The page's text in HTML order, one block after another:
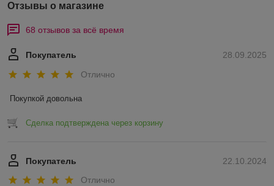
Отзывы о магазине
68 отзывов за всё время
28.09.2025
Покупатель
Отлично
Покупкой довольна
Сделка подтверждена через корзину
22.10.2024
Покупатель
Отлично